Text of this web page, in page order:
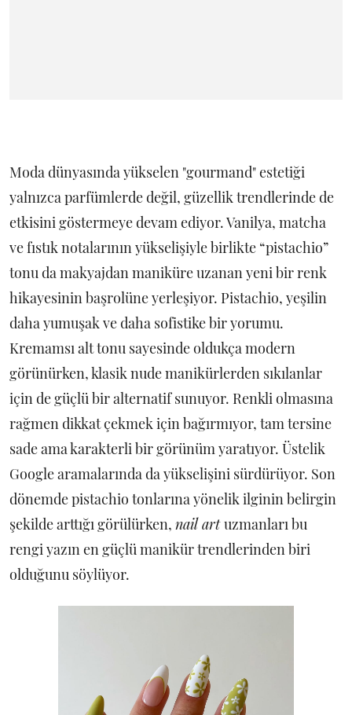
Moda dünyasında yükselen "gourmand" estetiği
yalnızca parfümlerde değil, güzellik trendlerinde de
etkisini göstermeye devam ediyor. Vanilya, matcha
ve fıstık notalarının yükselişiyle birlikte “pistachio”
tonu da makyajdan maniküre uzanan yeni bir renk
hikayesinin başrolüne yerleşiyor. Pistachio, yeşilin
daha yumuşak ve daha sofistike bir yorumu.
Kremamsı alt tonu sayesinde oldukça modern
görünürken, klasik nude manikürlerden sıkılanlar
için de güçlü bir alternatif sunuyor. Renkli olmasına
rağmen dikkat çekmek için bağırmıyor, tam tersine
sade ama karakterli bir görünüm yaratıyor. Üstelik
Google aramalarında da yükselişini sürdürüyor. Son
dönemde pistachio tonlarına yönelik ilginin belirgin
şekilde arttığı görülürken, nail artuzmanları bu
rengi yazın en güçlü manikür trendlerinden biri
olduğunu söylüyor.